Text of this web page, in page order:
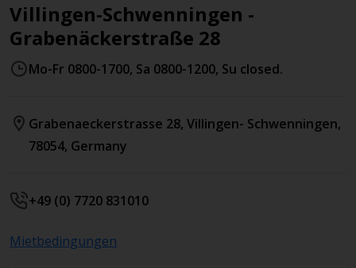
Villingen-Schwenningen -
Grabenäckerstraße 28
Mo-Fr 0800-1700, Sa 0800-1200, Su closed.
Grabenaeckerstrasse 28, Villingen- Schwenningen,
78054, Germany
+49 (0) 7720 831010
Mietbedingungen